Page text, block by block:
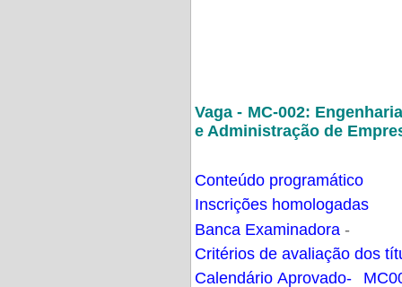
Vaga - MC-002:
e Administração de
Conteúdo programático
Inscrições homologadas
Banca Examinadora -
Critérios de avaliação dos
Calendário Aprovado-